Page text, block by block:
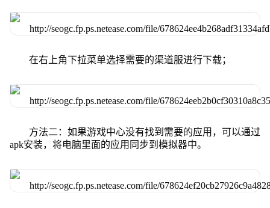
在右上角下拉菜单选择需要的渠道服进行下载；
方法二：如果游戏中心没有找到需要的应用，可以通过
apk安装，将电脑里面的应用同步到模拟器中。